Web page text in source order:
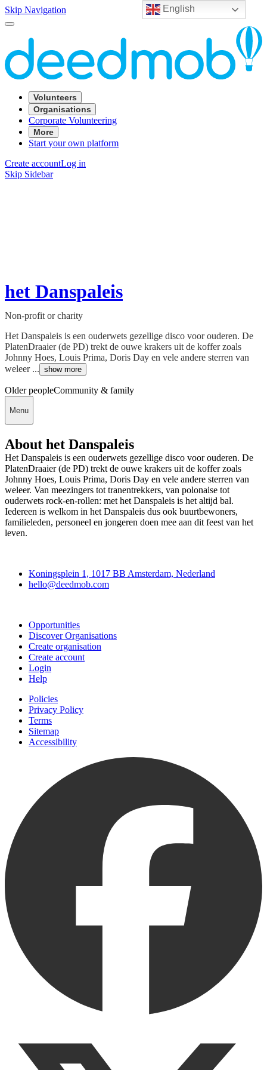
English
Skip Navigation
Volunteers
Organisations
Corporate Volunteering
More
Start your own platform
Create accountLog in
Skip Sidebar
het Danspaleis
Non-profit or charity
Het Danspaleis is een ouderwets gezellige disco voor ouderen. De
PlatenDraaier (de PD) trekt de ouwe krakers uit de koffer zoals
Johnny Hoes, Louis Prima, Doris Day en vele andere sterren van
weleer ... show more
Older peopleCommunity & family
Menu
About het Danspaleis
Het Danspaleis is een ouderwets gezellige disco voor ouderen. De
PlatenDraaier (de PD) trekt de ouwe krakers uit de koffer zoals
Johnny Hoes, Louis Prima, Doris Day en vele andere sterren van
weleer. Van meezingers tot tranentrekkers, van polonaise tot
ouderwets rock-en-rollen: met het Danspaleis is het altijd bal.
Iedereen is welkom in het Danspaleis dus ook buurtbewoners,
familieleden, personeel en jongeren doen mee aan dit feest van het
leven.
Koningsplein 1, 1017 BB Amsterdam, Nederland
hello@deedmob.com
Opportunities
Discover Organisations
Create organisation
Create account
Login
Help
Policies
Privacy Policy
Terms
Sitemap
Accessibility